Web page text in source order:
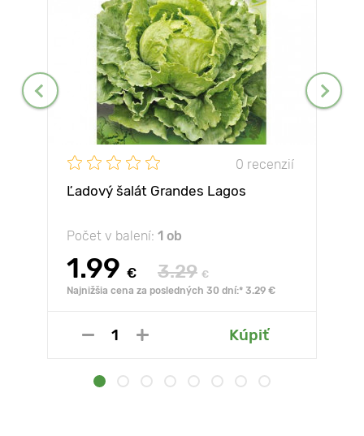
0 recenzií
Ľadový šalát Grandes Lagos
Počet v balení: 1 ob
1.99 € 3.29 €
Najnižšia cena za posledných 30 dní:* 3.29 €
Kúpiť